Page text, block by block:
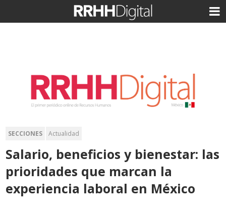
SECCIONES Actualidad
Salario, beneficios y bienestar: las
prioridades que marcan la
experiencia laboral en México